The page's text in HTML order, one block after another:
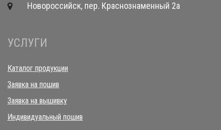
Новороссийск, пер. Краснознаменный 2а
УСЛУГИ
Каталог продукции
Заявка на пошив
Заявка на вышивку
Индивидуальный пошив